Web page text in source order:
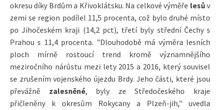
okresu díky Brdům a Křivoklátsku. Na celkové výměře lesů v
zemi se region podílel 11,5 procenta, což bylo druhé místo
po Jihočeském kraji (14,2 pct), třetí byly střední Čechy s
Prahou s 11,4 procenta. "Dlouhodobě má výměra lesních
ploch mírně rostoucí trend kromě významnějšího
meziročního nárůstu mezi lety 2015 a 2016, který souvisel
se zrušením vojenského újezdu Brdy. Jeho části, které jsou
převážně zalesněné, byly ze Středočeského kraje
přičleněny k okresům Rokycany a Plzeň-jih," uvedla